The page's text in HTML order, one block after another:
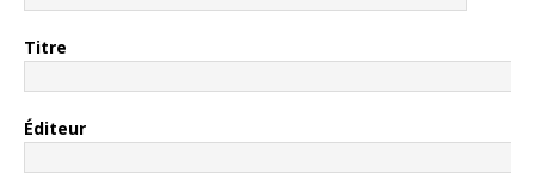
Titre
Éditeur